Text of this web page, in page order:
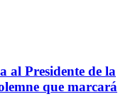
al Presidente de la
que marcará